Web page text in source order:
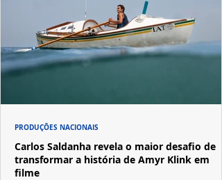
Carlos Saldanha revela o maior desafio de
transformar a história de Amyr Klink em
filme
PRODUÇÕES NACIONAIS